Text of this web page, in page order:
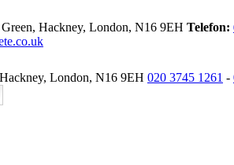
Hackney, London, N16 9EH Telefon:
London, N16 9EH 020 3745 1261 -